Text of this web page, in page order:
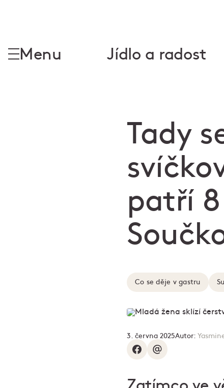
Menu Jídlo a radost
Tady
patří
Co se děje v gastru
3. června 2025Autor: